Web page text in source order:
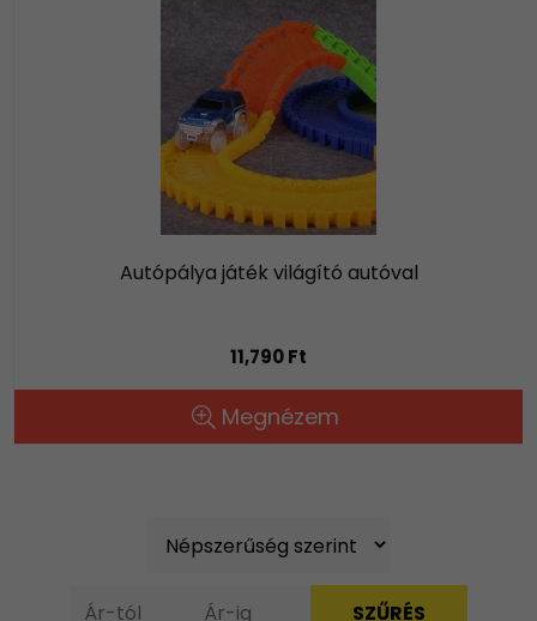
Autópálya játék világító autóval
11,790 Ft
Megnézem